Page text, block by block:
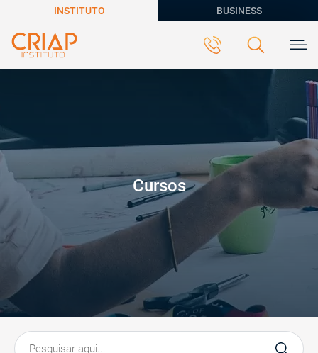
INSTITUTO BUSINESS
Cursos